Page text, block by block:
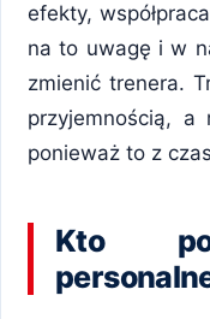
efekty,
na to uwagę i w
zmienić trenera.
przyjemnością, a
ponieważ to z
Kto